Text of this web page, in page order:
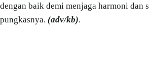
dengan baik demi menjaga harmoni dan
pungkasnya. (adv/kb).